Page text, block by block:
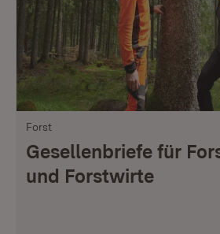
Forst
Gesellenbriefe für
und Forstwirte